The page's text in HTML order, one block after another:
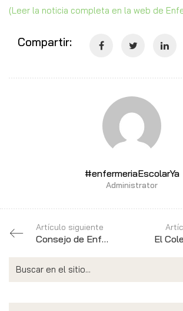
(Leer la noticia completa en la web de
Compartir:
#enfermeriaEscolarYa
Administrator
Artículo siguiente
Consejo de Enfermería alerta de los «riesgos» Covid de la vuelta al colegio tras las vacaciones sin enfermeras escolares
for: